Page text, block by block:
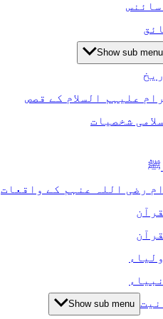
سائنس
Show sub menu
علیہم السلام کے قصص
شخصیات
ﷺ
رضی اللہ عنہم کے واقعات
Show sub menu